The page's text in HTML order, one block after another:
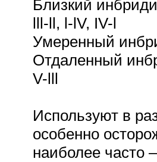
Близкий
lll-ll, l-lV, IV-l
Умеренный
Отдаленный
V-lll
Используют в
особенно
наиболее